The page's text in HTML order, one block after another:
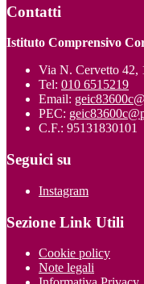
Contatti
Istituto Comprensivo
Via N. Cervetto 42,
Tel: 010 6515219
Email:
PEC:
C.F.: 95131830101
Seguici su
Instagram
Sezione Link Utili
Cookie policy
Note legali